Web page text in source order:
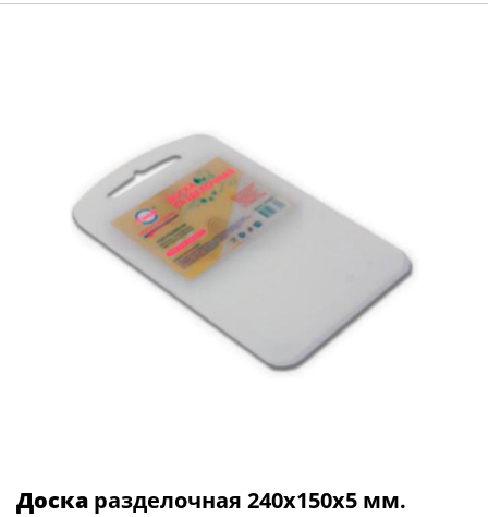
Доска разделочная 240х150х5 мм.